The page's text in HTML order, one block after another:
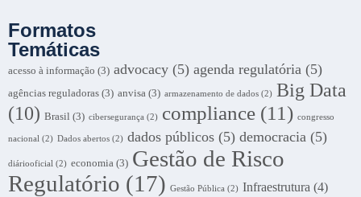
Formatos
Temáticas
acesso à informação (3) advocacy (5) agenda regulatória (5)
agências reguladoras (3) anvisa (3) armazenamento de dados (2) Big Data
(10) Brasil (3) cibersegurança (2) compliance (11) congresso
nacional (2) Dados abertos (2) dados públicos (5) democracia (5)
diáriooficial (2) economia (3) Gestão de Risco
Regulatório (17) Gestão Pública (2) Infraestrutura (4)